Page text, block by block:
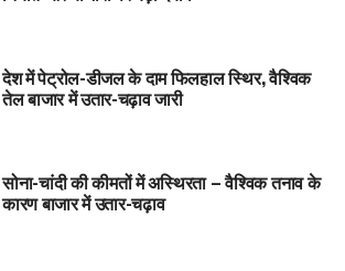
देश में पेट्रोल-डीजल के दाम फिलहाल स्थिर, वैश्विक
तेल बाजार में उतार-चढ़ाव जारी
सोना-चांदी की कीमतों में अस्थिरता – वैश्विक तनाव के
कारण बाजार में उतार-चढ़ाव